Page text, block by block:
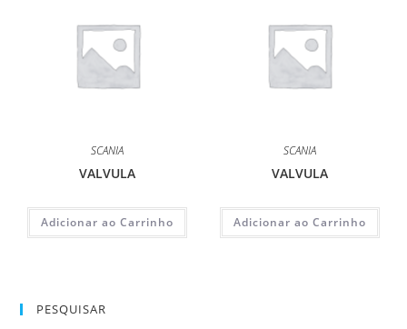
SCANIA
VALVULA
Adicionar ao Carrinho
SCANIA
VALVULA
Adicionar ao Carrinho
PESQUISAR